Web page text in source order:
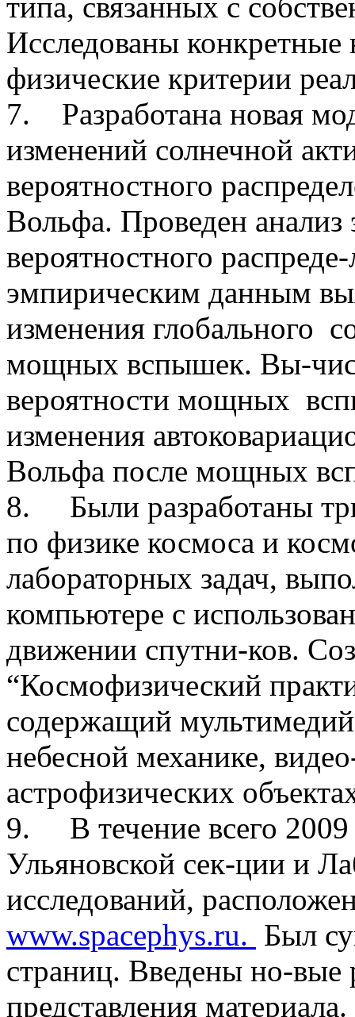
типа, связанных с
Исследованы
физические критерии
7. Разработана новая
изменений солнечной
вероятностного
Вольфа. Проведен
вероятностного
эмпирическим данным
изменения глобального
мощных вспышек. Вы-
вероятности мощных
изменения
Вольфа после мощных
8. Были разработаны
по физике космоса и
лабораторных задач,
компьютере с
движении спутни-ков.
“Космофизический
содержащий
небесной механике,
астрофизических
9. В течение всего 2009
Ульяновской сек-ции и
исследований,
www.spacephys.ru. Был
страниц. Введены но-
представления